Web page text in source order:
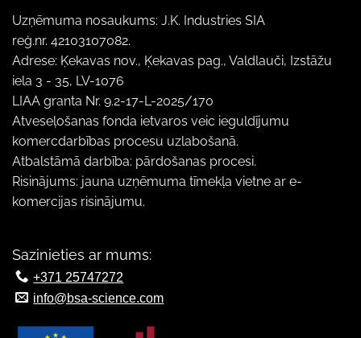
Uzņēmuma nosaukums: J.K. Industries SIA
reģ.nr. 42103107082.
Adrese: Ķekavas nov., Ķekavas pag., Valdlauči, Izstāžu
iela 3 - 35, LV-1076
LIAA granta Nr. 9.2-17-L-2025/170
Atveseļošanas fonda ietvaros veic ieguldījumu
komercdarbības procesu uzlabošanā.
Atbalstāmā darbība: pārdošanas procesi.
Risinājums: jauna uzņēmuma tīmekļa vietne ar e-
komercijas risinājumu.
Sazinieties ar mums:
info@bsa-science.com
+371 25747272